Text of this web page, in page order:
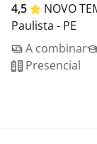
4,5 NOVO
Paulista - PE
A combinar
Presencial